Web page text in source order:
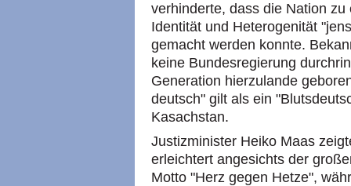
verhinderte, dass die Nation
Identität und Heterogenität
gemacht werden konnte.
keine Bundesregierung
Generation hierzulande
deutsch" gilt als ein
Kasachstan.
Justizminister Heiko Maas
erleichtert angesichts der
Motto "Herz gegen Hetze",